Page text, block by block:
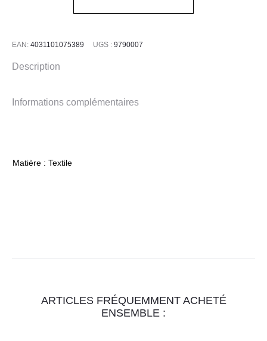
EAN: 4031101075389 UGS : 9790007
Description
Informations complémentaires
Matière : Textile
ARTICLES FRÉQUEMMENT ACHETÉ
ENSEMBLE :